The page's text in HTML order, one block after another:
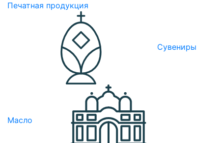
Печатная продукция
Сувениры
Масло